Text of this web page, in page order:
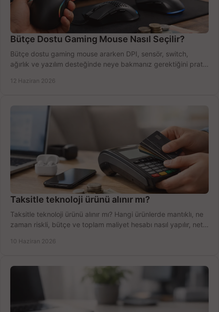
Bütçe Dostu Gaming Mouse Nasıl Seçilir?
Bütçe dostu gaming mouse ararken DPI, sensör, switch,
ağırlık ve yazılım desteğinde neye bakmanız gerektiğini pratik
12 Haziran 2026
Taksitle teknoloji ürünü alınır mı?
Taksitle teknoloji ürünü alınır mı? Hangi ürünlerde mantıklı, ne
zaman riskli, bütçe ve toplam maliyet hesabı nasıl yapılır, net
10 Haziran 2026